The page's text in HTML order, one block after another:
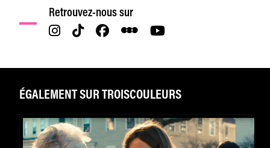
Retrouvez-nous sur
ÉGALEMENT SUR TROISCOULEURS